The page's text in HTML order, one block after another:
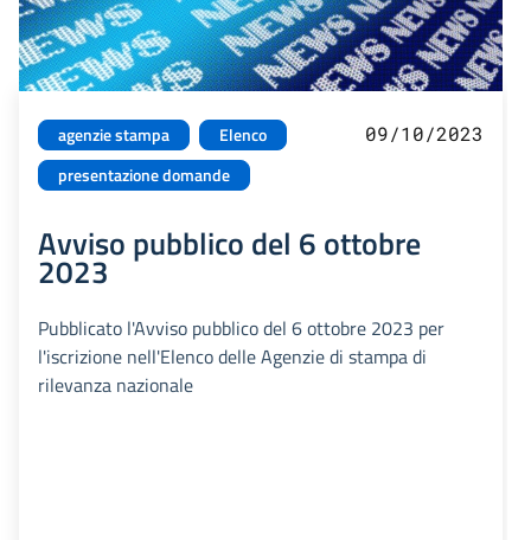
agenzie stampa
Elenco
presentazione domande
09/10/2023
Avviso pubblico del 6 ottobre
2023
Pubblicato l'Avviso pubblico del 6 ottobre 2023 per
l'iscrizione nell'Elenco delle Agenzie di stampa di
rilevanza nazionale